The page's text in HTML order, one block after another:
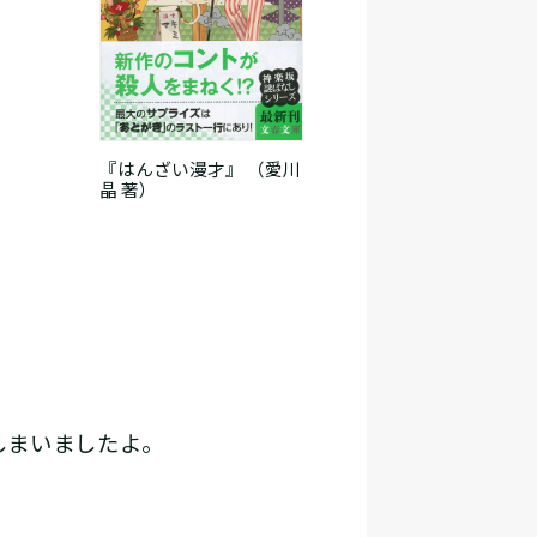
『はんざい漫才』 （愛川
晶 著）
いましたよ。